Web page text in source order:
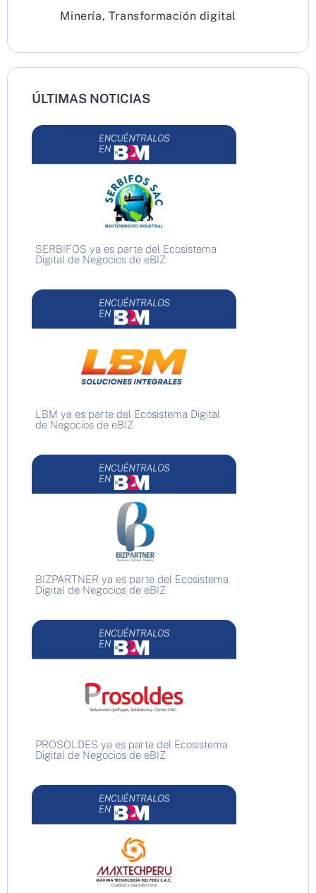
Minería, Transformación digital
ÚLTIMAS NOTICIAS
SERBIFOS ya es parte del Ecosistema
Digital de Negocios de eBIZ
LBM ya es parte del Ecosistema Digital
de Negocios de eBIZ
BIZPARTNER ya es parte del Ecosistema
Digital de Negocios de eBIZ
PROSOLDES ya es parte del Ecosistema
Digital de Negocios de eBIZ